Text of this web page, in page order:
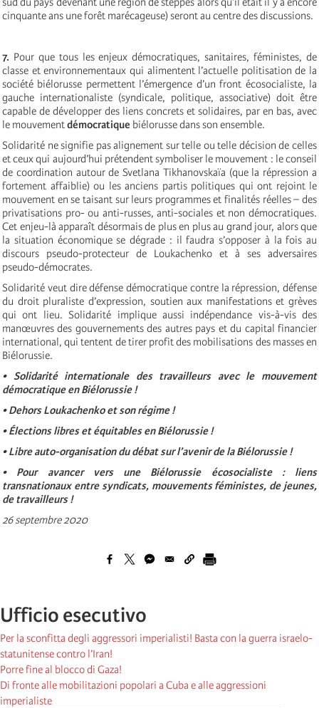
cinquante ans une forêt marécageuse) seront au centre des discussions.
7. Pour que tous les enjeux démocratiques, sanitaires, féministes, de
classe et environnementaux qui alimentent l’actuelle politisation de la
société biélorusse permettent l’émergence d’un front écosocialiste, la
gauche internationaliste (syndicale, politique, associative) doit être
capable de développer des liens concrets et solidaires, par en bas, avec
le mouvementdémocratique biélorusse dans son ensemble.
Solidarité ne signifie pas alignement sur telle ou telle décision de celles
et ceux qui aujourd’hui prétendent symboliser le mouvement : le conseil
de coordination autour de Svetlana Tikhanovskaïa (que la répression a
fortement affaiblie) ou les anciens partis politiques qui ont rejoint le
mouvement en se taisant sur leurs programmes et finalités réelles – des
privatisations pro- ou anti-russes, anti-sociales et non démocratiques.
Cet enjeu-là apparaît désormais de plus en plus au grand jour, alors que
la situation économique se dégrade : il faudra s’opposer à la fois au
discours pseudo-protecteur de Loukachenko et à ses adversaires
pseudo-démocrates.
Solidarité veut dire défense démocratique contre la répression, défense
du droit pluraliste d’expression, soutien aux manifestations et grèves
qui ont lieu. Solidarité implique aussi indépendance vis-à-vis des
manœuvres des gouvernements des autres pays et du capital financier
international, qui tentent de tirer profit des mobilisations des masses en
Biélorussie.
• Solidarité internationale des travailleurs avec le mouvement
démocratique en Biélorussie !
• Dehors Loukachenko et son régime !
• Élections libres et équitables en Biélorussie !
• Libre auto-organisation du débat sur l’avenir de la Biélorussie !
• Pour avancer vers une Biélorussie écosocialiste : liens
transnationaux entre syndicats, mouvements féministes, de jeunes,
de travailleurs !
26 septembre 2020
Ufficio esecutivo
Per la sconfitta degli aggressori imperialisti! Basta con la guerra israelo-
statunitense contro l’Iran!
Porre fine al blocco di Gaza!
Di fronte alle mobilitazioni popolari a Cuba e alle aggressioni
imperialiste